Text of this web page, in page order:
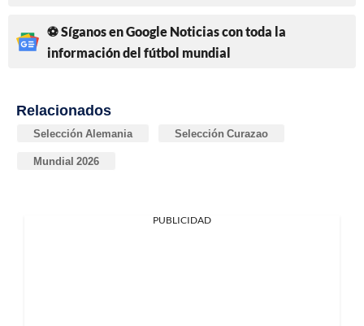
⚽ Síganos en Google Noticias con toda la
información del fútbol mundial
Relacionados
Selección Alemania Selección Curazao
Mundial 2026
PUBLICIDAD